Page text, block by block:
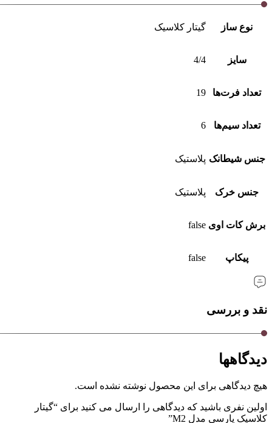
نوع ساز گیتار کلاسیک
سایز 4/4
تعداد فرت‌ها 19
تعداد سیم‌ها 6
جنس شیطانک پلاستیک
جنس خرک پلاستیک
برش کات‌ اوی false
پیکاپ false
نقد و بررسی
دیدگاهها
هیچ دیدگاهی برای این محصول نوشته نشده است.
اولین نفری باشید که دیدگاهی را ارسال می کنید برای “گیتار
کلاسیک پارسی مدل M2”